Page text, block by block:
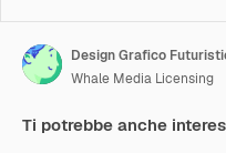
Design Grafico
Whale Media Licensing
Ti potrebbe anche